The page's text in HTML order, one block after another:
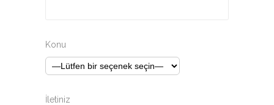
Konu
İletiniz